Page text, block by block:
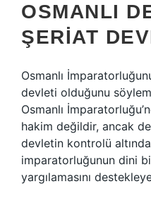
OSMANLI
ŞERIAT
Osmanlı
devleti olduğunu
Osmanlı
hakim değildir, ancak
devletin kontrolü
imparatorluğunun dini
yargılamasını